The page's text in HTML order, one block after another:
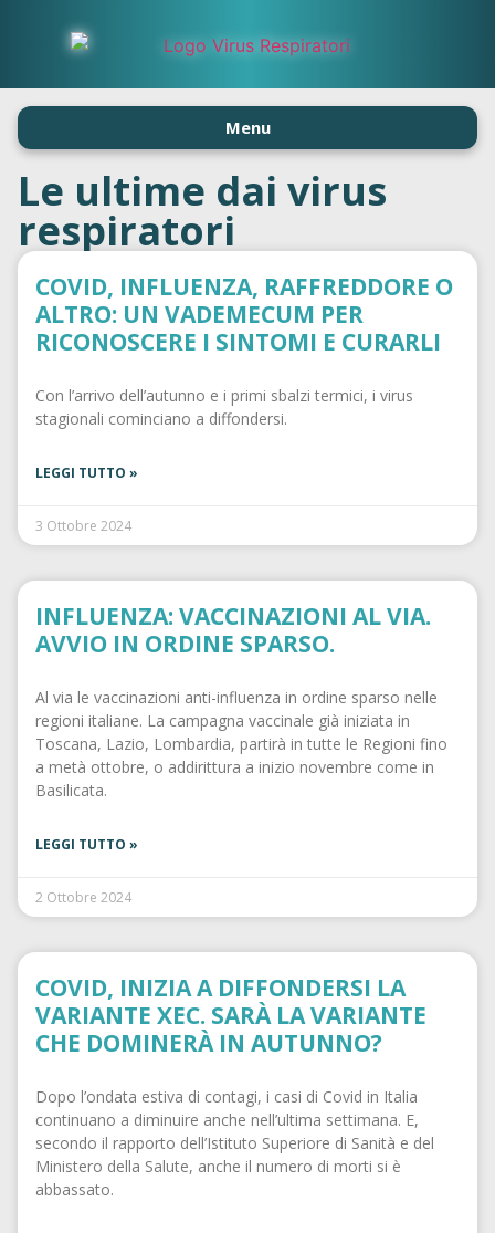
Menu
Le ultime dai virus
respiratori
COVID, INFLUENZA, RAFFREDDORE O
ALTRO: UN VADEMECUM PER
RICONOSCERE I SINTOMI E CURARLI
Con l’arrivo dell’autunno e i primi sbalzi termici, i virus
stagionali cominciano a diffondersi.
LEGGI TUTTO »
3 Ottobre 2024
INFLUENZA: VACCINAZIONI AL VIA.
AVVIO IN ORDINE SPARSO.
Al via le vaccinazioni anti-influenza in ordine sparso nelle
regioni italiane. La campagna vaccinale già iniziata in
Toscana, Lazio, Lombardia, partirà in tutte le Regioni fino
a metà ottobre, o addirittura a inizio novembre come in
Basilicata.
LEGGI TUTTO »
2 Ottobre 2024
COVID, INIZIA A DIFFONDERSI LA
VARIANTE XEC. SARÀ LA VARIANTE
CHE DOMINERÀ IN AUTUNNO?
Dopo l’ondata estiva di contagi, i casi di Covid in Italia
continuano a diminuire anche nell’ultima settimana. E,
secondo il rapporto dell’Istituto Superiore di Sanità e del
Ministero della Salute, anche il numero di morti si è
abbassato.